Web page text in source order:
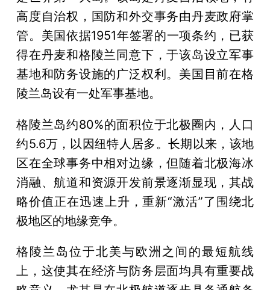
高度自治权，国防和外交事务由丹麦政府掌
管。美国依据1951年签署的一项条约，已获
得在丹麦和格陵兰同意下，于该岛设立军事
基地和防务设施的广泛权利。美国目前在格
陵兰岛设有一处军事基地。
格陵兰岛约80%的面积位于北极圈内，人口
约5.6万，以因纽特人居多。长期以来，该地
区在全球事务中相对边缘，但随着北极海冰
消融、航道和资源开发前景逐渐显现，其战
略价值正在迅速上升，重新“激活”了围绕北
极地区的地缘竞争。
格陵兰岛位于北美与欧洲之间的最短航线
上，这使其在经济与防务层面均具有重要战